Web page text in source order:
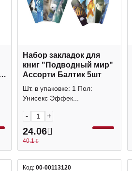
Набор закладок для
книг "Подводный мир"
Ассорти Балтик 5шт
Шт. в упаковке: 1 Пол:
Унисекс Эффек...
- +
24.06
40.1
Код:00-00113120